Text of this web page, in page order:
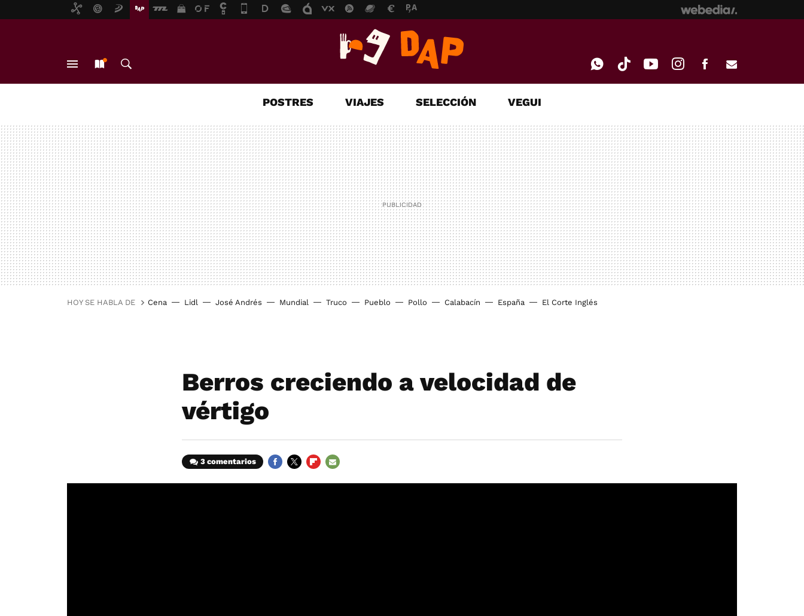
MAIL
POSTRES VIAJES SELECCIÓN VEGUI
HOY SE HABLA DE Cena Lidl José Andrés Mundial Truco Pueblo Pollo Calabacín España El Corte Inglés
Berros creciendo a velocidad de
vértigo
3 comentarios